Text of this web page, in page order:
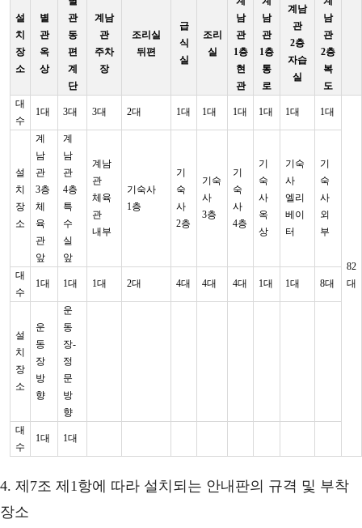
설
치
장
소
별
관
옥
상
관
동
편
계
단
계남
관
주차
장
조리실
뒤편
급
식
실
조리
실
남
관
1층
현
관
남
관
1층
통
로
계남
관
2층
자습
실
남
관
2층
복
도
대
수
1대 3대 3대 2대 1대 1대 1대 1대 1대 1대
82
대
설
치
장
소
계
남
관
3층
체
육
관
앞
계
남
관
4층
특
수
실
앞
계남
관
체육
관
내부
기숙사
1층
기
숙
사
2층
기숙
사
3층
기
숙
사
4층
기
숙
사
옥
상
기숙
사
엘리
베이
터
기
숙
사
외
부
대
수
1대 1대 1대 2대 4대 4대 4대 1대 1대 8대
설
치
장
소
운
동
장
방
향
운
동
장-
정
문
방
향
대
수
1대 1대
4. 제7조 제1항에 따라 설치되는 안내판의 규격 및 부착
장소